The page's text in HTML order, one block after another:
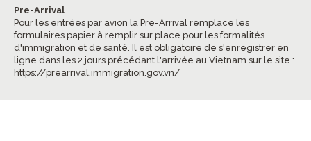
Pre-Arrival
Pour les entrées par avion la Pre-Arrival remplace les
formulaires papier à remplir sur place pour les formalités
d'immigration et de santé. Il est obligatoire de s'enregistrer en
ligne dans les 2 jours précédant l'arrivée au Vietnam sur le site :
https://prearrival.immigration.gov.vn/